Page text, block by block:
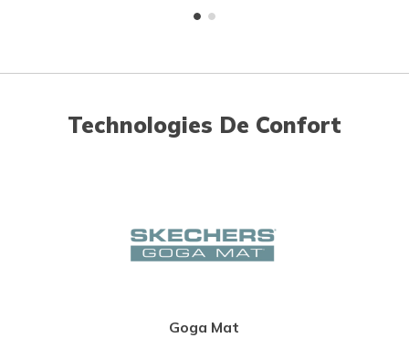
Technologies De Confort
Goga Mat